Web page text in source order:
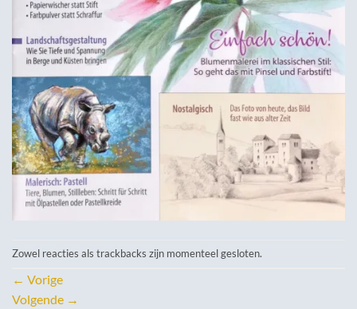
Zowel reacties als trackbacks zijn momenteel gesloten.
← Vorige
Volgende →